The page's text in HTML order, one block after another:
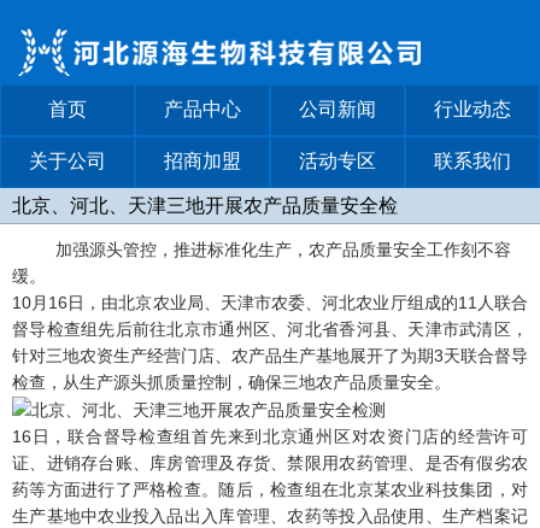
首页 产品中心 公司新闻 行业动态
关于公司 招商加盟 活动专区 联系我们
北京、河北、天津三地开展农产品质量安全检
加强源头管控，推进标准化生产，农产品质量安全工作刻不容
缓。
10月16日，由北京农业局、天津市农委、河北农业厅组成的11人联合
督导检查组先后前往北京市通州区、河北省香河县、天津市武清区，
针对三地农资生产经营门店、农产品生产基地展开了为期3天联合督导
检查，从生产源头抓质量控制，确保三地农产品质量安全。
16日，联合督导检查组首先来到北京通州区对农资门店的经营许可
证、进销存台账、库房管理及存货、禁限用农药管理、是否有假劣农
药等方面进行了严格检查。随后，检查组在北京某农业科技集团，对
生产基地中农业投入品出入库管理、农药等投入品使用、生产档案记